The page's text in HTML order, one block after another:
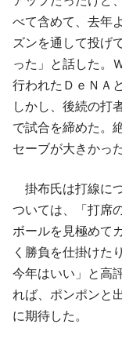
べて含めて、去年
ズンを通して投げ
った」と話した。
行われたＤｅＮＡ
しかし、後続の打
で試合を締めた。
セーブが大きかっ
掛布氏は打線に
ついては、「打席
ボールを見極めて
く勝負を仕掛けた
今年はいい」と高
れば、ポンポンと
に期待した。